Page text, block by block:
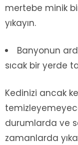
mertebe minik
yıkayın.
Banyonun
sıcak bir yerde
Kedinizi ancak
durumlarda ve
zamanlarda